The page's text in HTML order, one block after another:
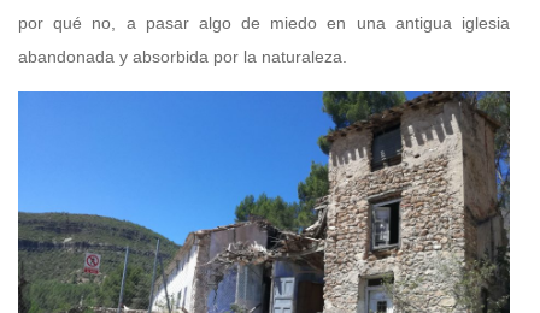
por qué no, a pasar algo de miedo en una antigua iglesia
abandonada y absorbida por la naturaleza.